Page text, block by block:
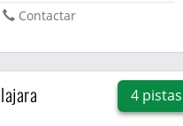
Contactar
4 pistas